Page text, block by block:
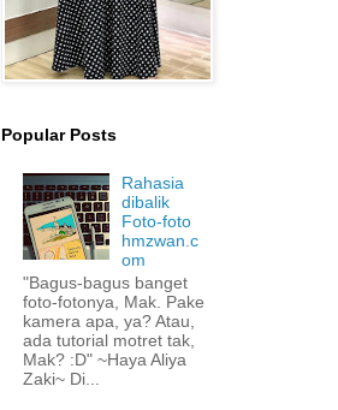
Popular Posts
Rahasia
dibalik
Foto-foto
hmzwan.c
om
"Bagus-bagus banget
foto-fotonya, Mak. Pake
kamera apa, ya? Atau,
ada tutorial motret tak,
Mak? :D" ~Haya Aliya
Zaki~ Di...